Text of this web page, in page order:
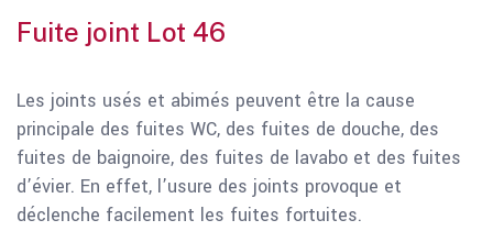
Fuite joint Lot 46
Les joints usés et abimés peuvent être la cause
principale des fuites WC, des fuites de douche, des
fuites de baignoire, des fuites de lavabo et des fuites
d’évier. En effet, l’usure des joints provoque et
déclenche facilement les fuites fortuites.